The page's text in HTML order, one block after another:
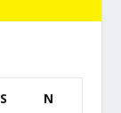
S N